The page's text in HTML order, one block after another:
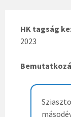
HK tagság
2023